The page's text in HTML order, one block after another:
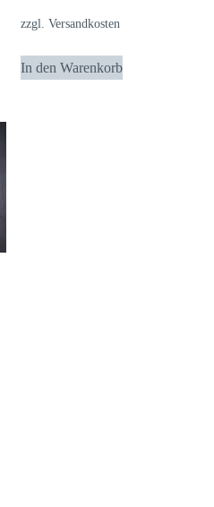
zzgl.Versandkosten
In den Warenkorb